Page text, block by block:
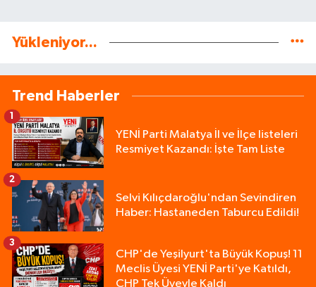
Yükleniyor...
Trend Haberler
YENİ Parti Malatya İl ve İlçe listeleri
Resmiyet Kazandı: İşte Tam Liste
1
Selvi Kılıçdaroğlu'ndan Sevindiren
Haber: Hastaneden Taburcu Edildi!
2
CHP'de Yeşilyurt'ta Büyük Kopuş! 11
Meclis Üyesi YENİ Parti'ye Katıldı,
CHP Tek Üyeyle Kaldı
3